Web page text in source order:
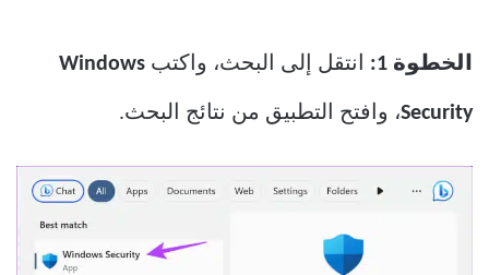
الخطوة 1: انتقل إلى البحث، واكتب Windows
Security، وافتح التطبيق من نتائج البحث.